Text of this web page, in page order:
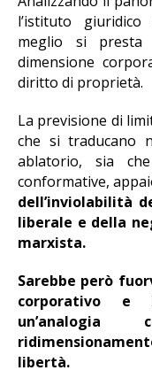
l’istituto
meglio si
dimensione
diritto di proprietà.
La previsione di
che si traducano
ablatorio, sia
conformative,
dell’inviolabilità
liberale e della
marxista.
Sarebbe però
corporativo e
libertà.